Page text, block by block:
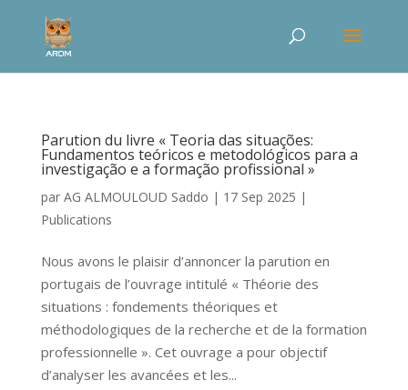
Parution du livre « Teoria das situações:
Fundamentos teóricos e metodológicos para a
investigação e a formação profissional »
par AG ALMOULOUD Saddo | 17 Sep 2025 |
Publications
Nous avons le plaisir d’annoncer la parution en
portugais de l’ouvrage intitulé « Théorie des
situations : fondements théoriques et
méthodologiques de la recherche et de la formation
professionnelle ». Cet ouvrage a pour objectif
d’analyser les avancées et les...